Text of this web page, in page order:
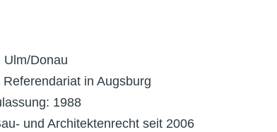
Ulm/Donau
in Augsburg
1988
und Architektenrecht seit 2006